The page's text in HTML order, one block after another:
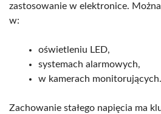
zastosowanie w elektronice.
w:
oświetleniu LED,
systemach alarmowych,
w kamerach monitorujących.
Zachowanie stałego napięcia ma